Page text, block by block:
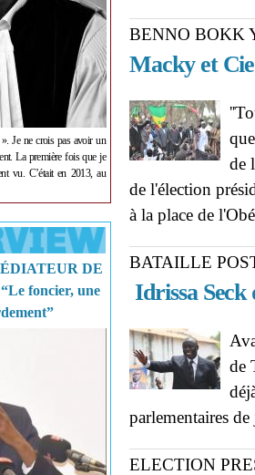
Je ne crois pas avoir un
La première fois que je
vu. C’était en 2013, au
DE
foncier, une
BENNO BOKK
Macky et
de
de l'élection
à la place de
BATAILLE
Idrissa Seck
de
parlementaires
ELECTION